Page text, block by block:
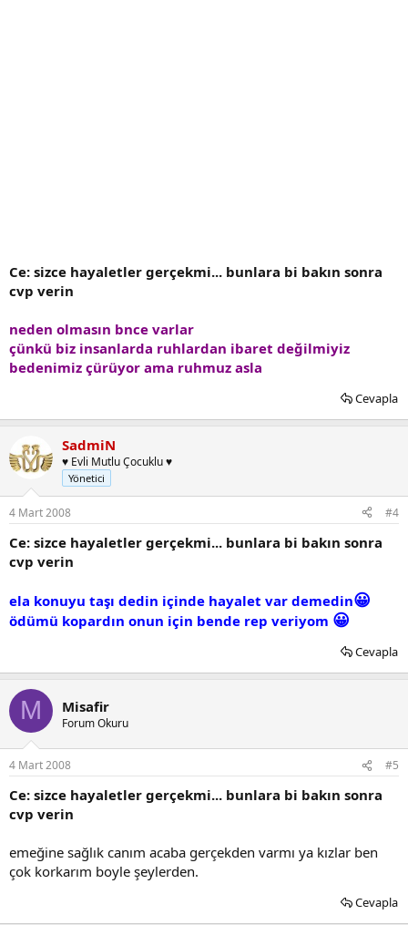
Ce: sizce hayaletler gerçekmi... bunlara bi bakın sonra
cvp verin
neden olmasın bnce varlar
çünkü biz insanlarda ruhlardan ibaret değilmiyiz
bedenimiz çürüyor ama ruhmuz asla
Cevapla
SadmiN
♥ Evli Mutlu Çocuklu ♥
Yönetici
4 Mart 2008 #4
Ce: sizce hayaletler gerçekmi... bunlara bi bakın sonra
cvp verin
ela konuyu taşı dedin içinde hayalet var demedin😀
ödümü kopardın onun için bende rep veriyom 😀
Cevapla
M Misafir
Forum Okuru
4 Mart 2008 #5
Ce: sizce hayaletler gerçekmi... bunlara bi bakın sonra
cvp verin
emeğine sağlık canım acaba gerçekden varmı ya kızlar ben
çok korkarım boyle şeylerden.
Cevapla